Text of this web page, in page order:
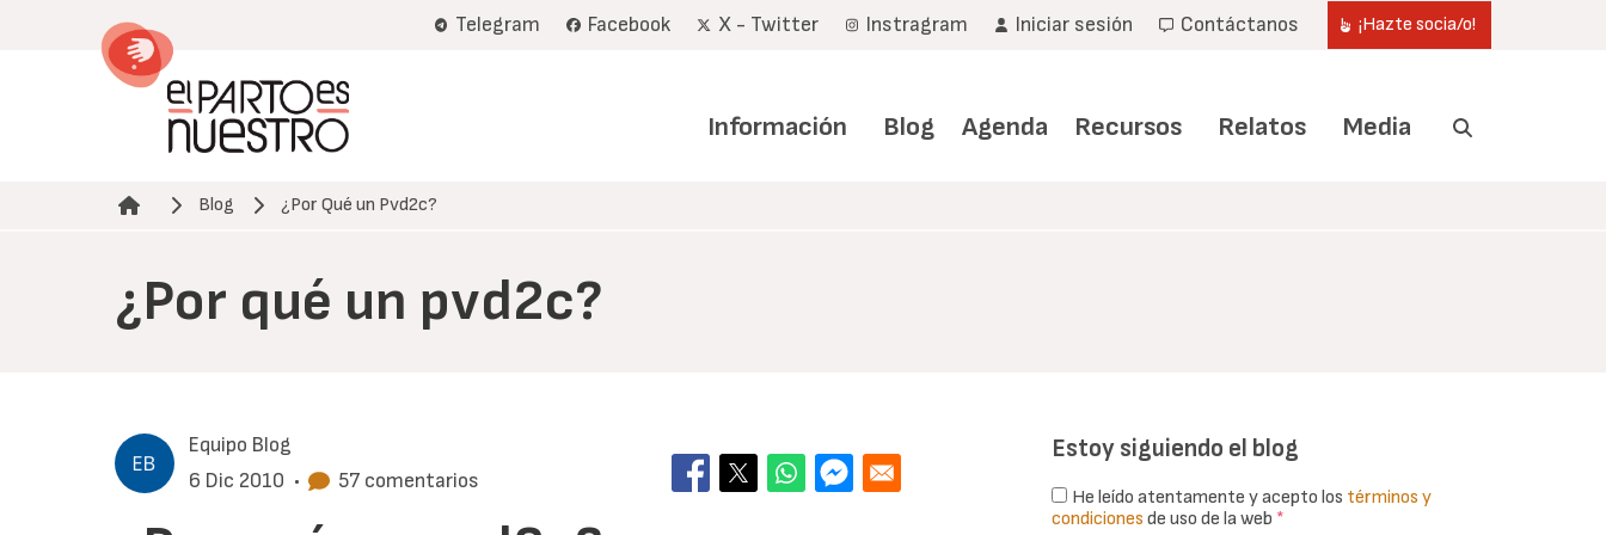
Telegram Facebook X - Twitter Instragram Iniciar sesión Contáctanos ¡Hazte socia/o!
Información Blog Agenda Recursos Relatos Media
Ruta de navegación
Blog ¿Por Qué un Pvd2c?
¿Por qué un pvd2c?
Equipo Blog
6 Dic 2010 • 57 comentarios
Estoy siguiendo el blog
He leído atentamente y acepto los términos y
condiciones de uso de la web *